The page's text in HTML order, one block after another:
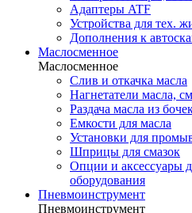
Адаптеры ATF
Устройства для тех.
Дополнения к
Маслосменное
Маслосменное
Слив и откачка масла
Нагнетатели масла,
Раздача масла из
Емкости для масла
Установки для
Шприцы для смазок
Опции и аксессуары
оборудования
Пневмоинструмент
Пневмоинструмент